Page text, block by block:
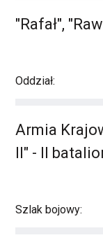
"Rafał",
Oddział:
Armia
II" - II
Szlak bojowy: